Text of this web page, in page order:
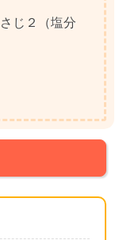
じ２（塩分